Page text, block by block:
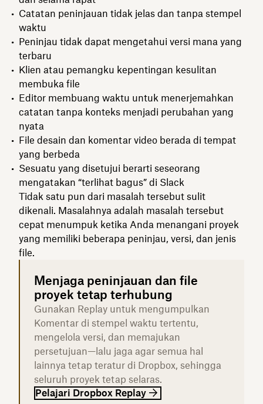
Catatan peninjauan tidak jelas dan tanpa stempel
waktu
Peninjau tidak dapat mengetahui versi mana yang
terbaru
Klien atau pemangku kepentingan kesulitan
membuka file
Editor membuang waktu untuk menerjemahkan
catatan tanpa konteks menjadi perubahan yang
nyata
File desain dan komentar video berada di tempat
yang berbeda
Sesuatu yang disetujui berarti seseorang
mengatakan “terlihat bagus” di Slack
Tidak satu pun dari masalah tersebut sulit
dikenali. Masalahnya adalah masalah tersebut
cepat menumpuk ketika Anda menangani proyek
yang memiliki beberapa peninjau, versi, dan jenis
file.
Menjaga peninjauan dan file
proyek tetap terhubung
Gunakan Replay untuk mengumpulkan
Komentar di stempel waktu tertentu,
mengelola versi, dan memajukan
persetujuan—lalu jaga agar semua hal
lainnya tetap teratur di Dropbox, sehingga
seluruh proyek tetap selaras.
Pelajari Dropbox Replay